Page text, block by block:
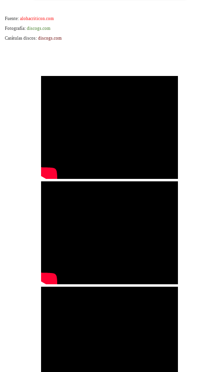
Fuente: alohacriticon.com
Fotografía: discogs.com
Carátulas discos: discogs.com